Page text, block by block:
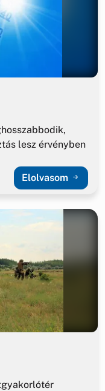
lesz érvényben
Elolvasom